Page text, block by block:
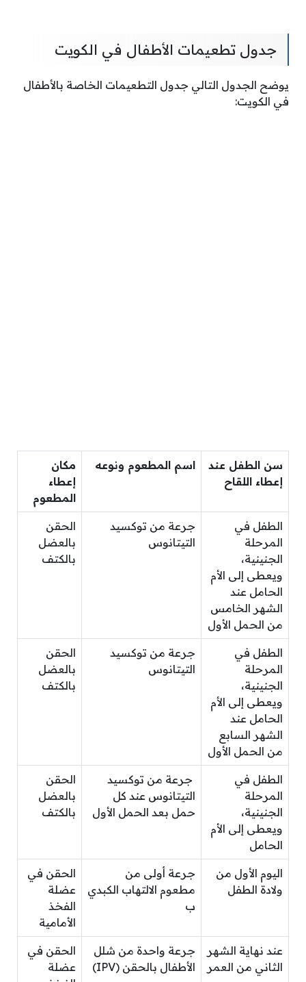
جدول تطعيمات الأطفال في الكويت
يوضح الجدول التالي جدول التطعيمات الخاصة بالأطفال
في الكويت:
سن الطفل عند
إعطاء اللقاح
اسم المطعوم ونوعه
مكان
إعطاء
المطعوم
الطفل في
المرحلة
الجنينية،
ويعطى إلى الأم
الحامل عند
الشهر الخامس
من الحمل الأول
جرعة من توكسيد
التيتانوس
الحقن
بالعضل
بالكتف
الطفل في
المرحلة
الجنينية،
ويعطى إلى الأم
الحامل عند
الشهر السابع
من الحمل الأول
جرعة من توكسيد
التيتانوس
الحقن
بالعضل
بالكتف
الطفل في
المرحلة
الجنينية،
ويعطى إلى الأم
الحامل
جرعة من توكسيد
التيتانوس عند كل
حمل بعد الحمل الأول
الحقن
بالعضل
بالكتف
اليوم الأول من
ولادة الطفل
جرعة أولى من
مطعوم الالتهاب الكبدي
ب
الحقن في
عضلة
الفخذ
الأمامية
عند نهاية الشهر
الثاني من العمر
جرعة واحدة من شلل
الأطفال بالحقن (IPV)
الحقن في
عضلة